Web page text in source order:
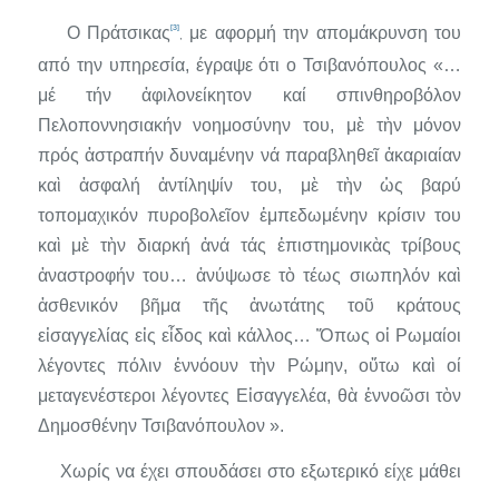
Ο Πράτσικας [3]
,
με αφορμή την απομάκρυνση του
από την υπηρεσία, έγραψεότι ο Τσιβανόπουλος «…
μέ τήν ἀφιλονείκητον καί σπινθηροβό­λον
Πελοποννησιακήν νοημοσύνην του, μὲ τὴν μόνον
πρός ἀστραπήν δυναμένην νά παραβληθεῖ ἀκαριαίαν
καὶ ἀσφαλή ἀντίληψίν του, μὲ τὴν ὡς βαρύ
τοπομαχικόν πυροβολεῖον ἐμπεδωμένην κρίσιν του
καὶ μὲ τὴν διαρκή ἀνά τάς ἐπιστημονικὰς τρίβους
ἀναστροφήν του… ἀνύψωσε τὸ τέως σιωπηλόν καὶ
ἀσθενικόν βῆμα τῆς ἀνωτάτης τοῦ κράτους
εἰσαγγελίας εἰς εἶδος καὶ κάλλος… Ὅπως οἱ Ρωμαίοι
λέγοντες πόλιν ἐννόουν τὴν Ρώμην, οὕτω καὶ οί
μεταγενέστεροι λέγοντες Εἰσαγγελέα, θὰ ἐννοῶσι τὸν
Δημοσθένην Τσιβανόπουλον ».
Χωρίς να έχει σπουδάσει στο εξωτερικό είχε μάθει